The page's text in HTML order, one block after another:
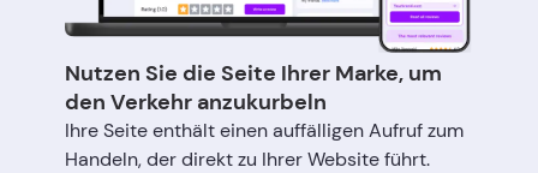
Nutzen Sie die Seite Ihrer Marke, um
den Verkehr anzukurbeln
Ihre Seite enthält einen auffälligen Aufruf zum
Handeln, der direkt zu Ihrer Website führt.